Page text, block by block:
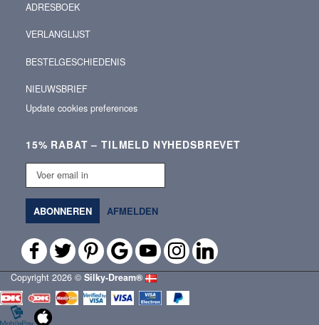
ADRESBOEK
VERLANGLIJST
BESTELGESCHIEDENIS
NIEUWSBRIEF
Update cookies preferences
15% RABAT – TILMELD NYHEDSBREVET
Voer
email
in
ABONNEREN AFMELDEN
Copyright 2026 © Silky‑Dream®